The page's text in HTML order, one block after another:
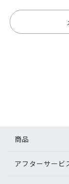
商品
アフターサービ